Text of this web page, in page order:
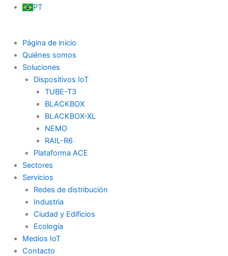
PT
Página de inicio
Quiénes somos
Soluciones
Dispositivos IoT
TUBE-T3
BLACKBOX
BLACKBOX-XL
NEMO
RAIL-R6
Plataforma ACE
Sectores
Servicios
Redes de distribución
Industria
Ciudad y Edificios
Ecología
Medios IoT
Contacto